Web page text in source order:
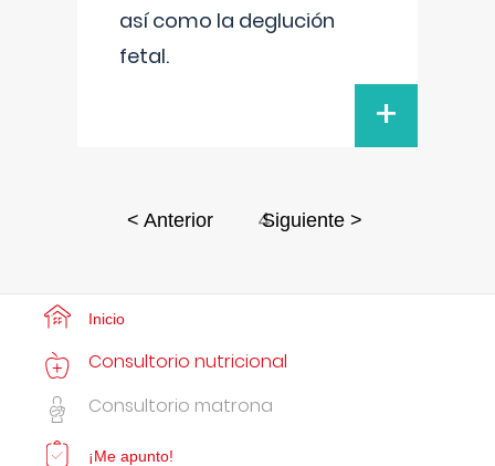
así como la deglución
fetal.
+
< Anterior 4
Siguiente >
Inicio
Consultorio nutricional
Consultorio matrona
¡Me apunto!